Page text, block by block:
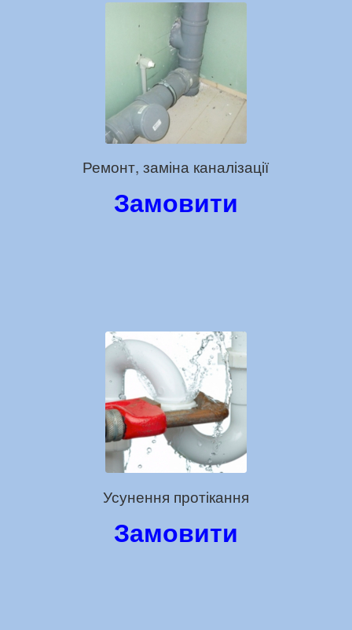
Ремонт, заміна каналізації
Замовити
Усунення протікання
Замовити